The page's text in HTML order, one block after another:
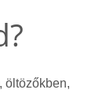
öltözőkben,